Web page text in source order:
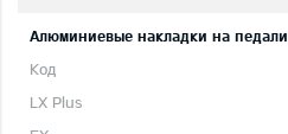
Aлюминиевые накладки на педали